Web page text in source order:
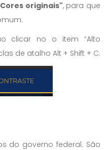
originais", para que
clicar no o item “Alto
de atalho Alt + Shift + C.
do governo federal. São